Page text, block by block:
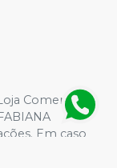
Comercial
Em caso